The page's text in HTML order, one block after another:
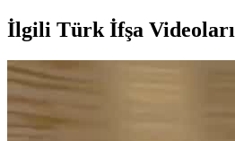
İlgili Türk İfşa Videoları